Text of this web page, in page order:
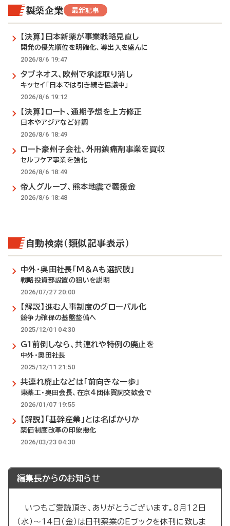
製薬企業 最新記事
【決算】日本新薬が事業戦略見直し
開発の優先順位を明確化、導出入を盛んに
2026/8/6 19:47
タブネオス、欧州で承認取り消し
キッセイ「日本では引き続き協議中」
2026/8/6 19:12
【決算】ロート、通期予想を上方修正
日本やアジアなど好調
2026/8/6 18:49
ロート豪州子会社、外用鎮痛剤事業を買収
セルフケア事業を強化
2026/8/6 18:49
帝人グループ、熊本地震で義援金
2026/8/6 18:48
自動検索（類似記事表示）
中外・奥田社長「M＆Aも選択肢」
戦略投資部設置の狙いを説明
2026/07/27 20:00
【解説】進む人事制度のグローバル化
競争力確保の基盤整備へ
2025/12/01 04:30
G1前倒しなら、共連れや特例の廃止を
中外・奥田社長
2025/12/11 21:50
共連れ廃止などは「前向きな一歩」
東薬工・奥田会長、在京4団体賀詞交歓会で
2026/01/07 19:55
【解説】「基幹産業」とは名ばかりか
薬価制度改革の印象悪化
2026/03/23 04:30
編集長からのお知らせ
いつもご愛読頂き、ありがとうございます。8月12日
（水）～14日（金）は日刊薬業のEブックを休刊に致しま